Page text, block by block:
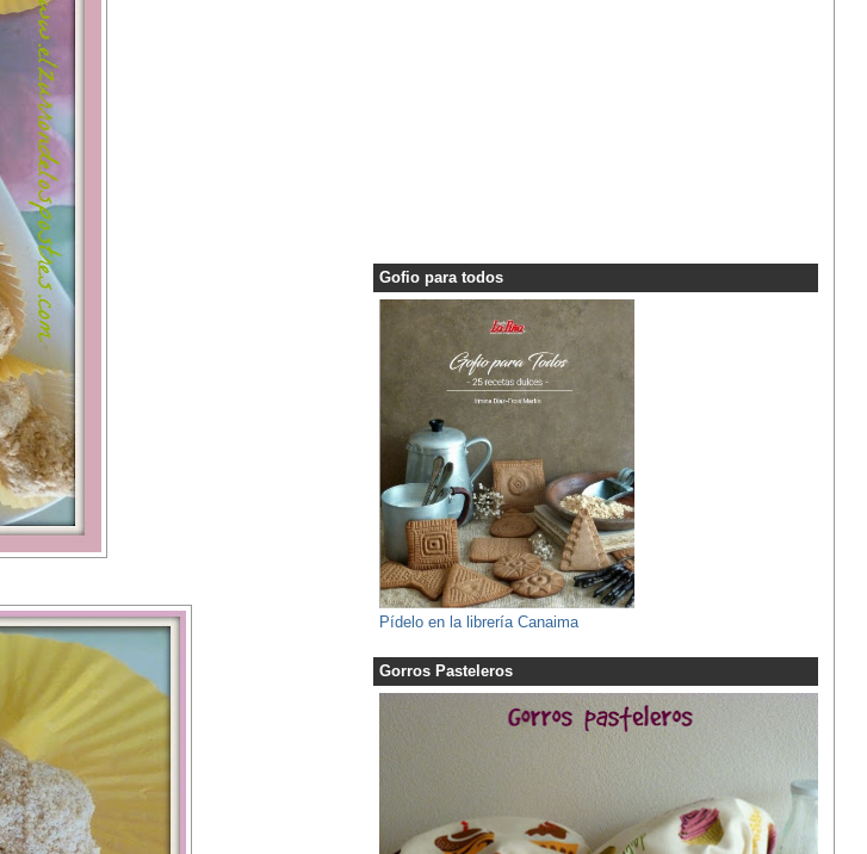
Gofio para todos
Pídelo en la librería Canaima
Gorros Pasteleros